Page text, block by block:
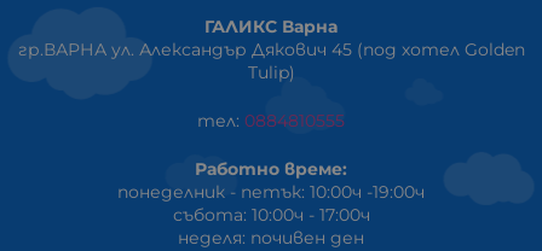
ГАЛИКС Варна
гр.ВАРНА ул. Александър Дякович 45 (под хотел Golden
Tulip)
тел: 0884810555
Работно време:
понеделник - петък: 10:00ч -19:00ч
събота: 10:00ч - 17:00ч
неделя: почивен ден